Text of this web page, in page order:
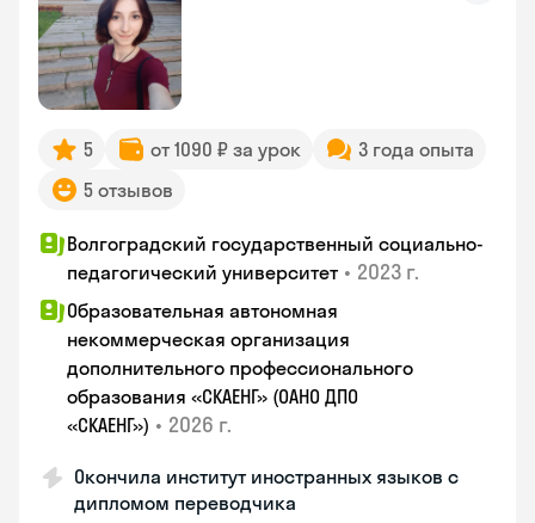
5 от 1090 ₽ за урок
3 года опыта
5 отзывов
Волгоградский государственный социально-
педагогический университет • 2023 г.
Образовательная автономная
некоммерческая организация
дополнительного профессионального
образования «СКАЕНГ» (ОАНО ДПО
«СКАЕНГ») • 2026 г.
Окончила институт иностранных языков с
дипломом переводчика